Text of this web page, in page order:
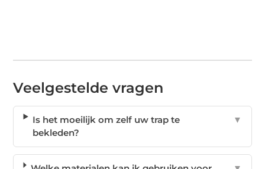
Veelgestelde vragen
Is het moeilijk om zelf uw trap te
bekleden?
▼